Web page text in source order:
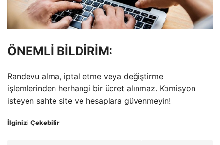
ÖNEMLİ BİLDİRİM:
Randevu alma, iptal etme veya değiştirme
işlemlerinden herhangi bir ücret alınmaz. Komisyon
isteyen sahte site ve hesaplara güvenmeyin!
İlginizi Çekebilir